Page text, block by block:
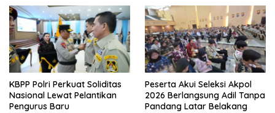
KBPP Polri Perkuat Soliditas
Nasional Lewat Pelantikan
Pengurus Baru
Peserta Akui Seleksi Akpol
2026 Berlangsung Adil Tanpa
Pandang Latar Belakang